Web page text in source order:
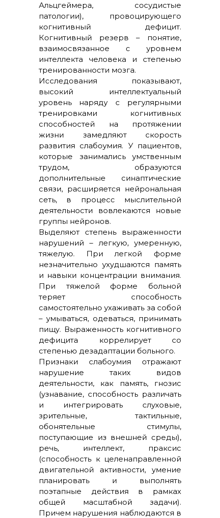
Альцгеймера, сосудистые
патологии), провоцирующего
когнитивный дефицит.
Когнитивный резерв – понятие,
взаимосвязанное с уровнем
интеллекта человека и степенью
тренированности мозга.
Исследования показывают,
высокий интеллектуальный
уровень наряду с регулярными
тренировками когнитивных
способностей на протяжении
жизни замедляют скорость
развития слабоумия. У пациентов,
которые занимались умственным
трудом, образуются
дополнительные синаптические
связи, расширяется нейрональная
сеть, в процесс мыслительной
деятельности вовлекаются новые
группы нейронов.
Выделяют степень выраженности
нарушений – легкую, умеренную,
тяжелую. При легкой форме
незначительно ухудшаются память
и навыки концентрации внимания.
При тяжелой форме больной
теряет способность
самостоятельно ухаживать за собой
– умываться, одеваться, принимать
пищу. Выраженность когнитивного
дефицита коррелирует со
степенью дезадаптации больного.
Признаки слабоумия отражают
нарушение таких видов
деятельности, как память, гнозис
(узнавание, способность различать
и интегрировать слуховые,
зрительные, тактильные,
обонятельные стимулы,
поступающие из внешней среды),
речь, интеллект, праксис
(способность к целенаправленной
двигательной активности, умение
планировать и выполнять
поэтапные действия в рамках
общей масштабной задачи).
Причем нарушения наблюдаются в